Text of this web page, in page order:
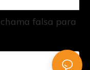
falsa para